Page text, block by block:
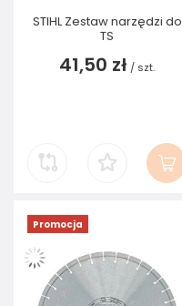
STIHL Zestaw narzędzi do
TS
41,50 zł / szt.
Promocja